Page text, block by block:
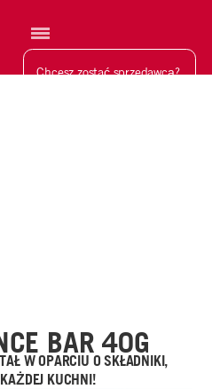
Szukaj
Chcesz zostać sprzedawcą?
BAR 40G
W OPARCIU O SKŁADNIKI,
KUCHNI!